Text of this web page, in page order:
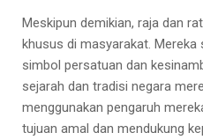
Meskipun demikian, raja dan
khusus di masyarakat. Mereka
simbol persatuan dan
sejarah dan tradisi negara
menggunakan pengaruh
tujuan amal dan mendukung